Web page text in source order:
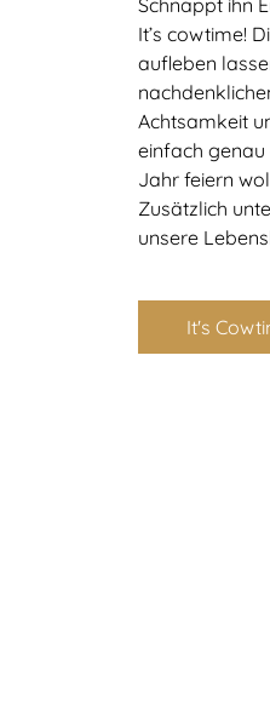
It’s cowtime!
aufleben
Achtsamkeit
einfach
Jahr feiern
Zusätzlich
unsere
It's